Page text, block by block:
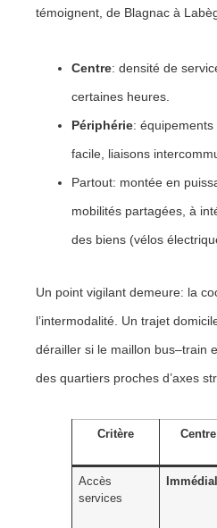
témoignent, de Blagnac à
Centre: densité de
certaines heures.
Périphérie:
facile, liaisons
Partout: montée en
mobilités partagées, à
des biens (vélos
Un point vigilant demeure: la
l’intermodalité. Un trajet
dérailler si le maillon bus–train
des quartiers proches d’axes
Critère Centre
Accès
services